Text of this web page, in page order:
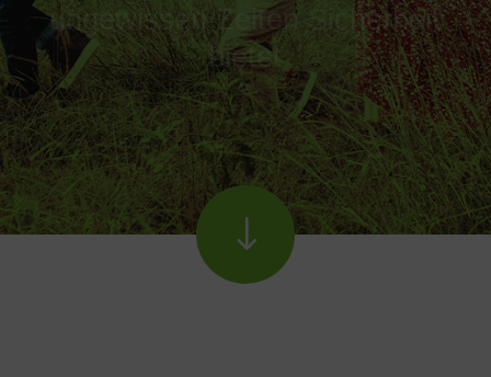
ungewissen Zeiten Sicherheit
bietet
"